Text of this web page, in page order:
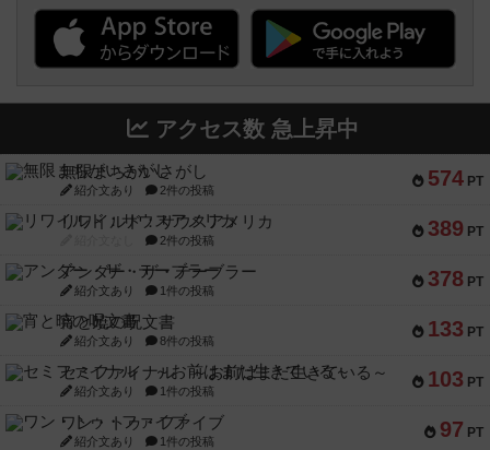
アクセス数 急上昇中
574 PT
無限まちがいさがし
紹介文あり 2件の投稿
389 PT
リワイルド：サウスアメリカ
2件の投稿
378 PT
アンダー・ザ・テーブラー
紹介文あり 1件の投稿
133 PT
宵と暁の呪文書
紹介文あり 8件の投稿
103 PT
セミファイナル ～お前はまだ生きている～
紹介文あり 1件の投稿
97 PT
ワン・トゥ・ファイブ
紹介文あり 1件の投稿